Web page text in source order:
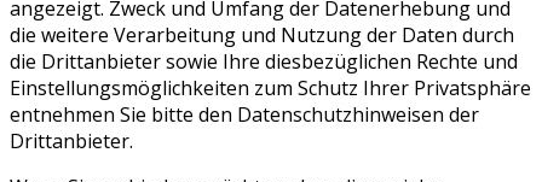
angezeigt. Zweck und Umfang der Datenerhebung und
die weitere Verarbeitung und Nutzung der Daten durch
die Drittanbieter sowie Ihre diesbezüglichen Rechte und
Einstellungsmöglichkeiten zum Schutz Ihrer Privatsphäre
entnehmen Sie bitte den Datenschutzhinweisen der
Drittanbieter.